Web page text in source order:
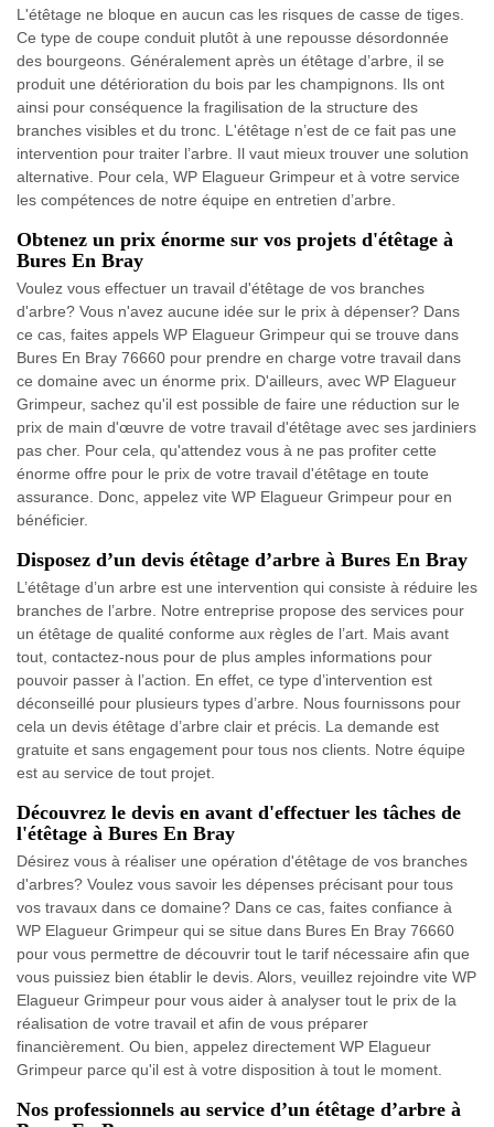
L'étêtage ne bloque en aucun cas les risques de casse de tiges.
Ce type de coupe conduit plutôt à une repousse désordonnée
des bourgeons. Généralement après un étêtage d’arbre, il se
produit une détérioration du bois par les champignons. Ils ont
ainsi pour conséquence la fragilisation de la structure des
branches visibles et du tronc. L'étêtage n’est de ce fait pas une
intervention pour traiter l’arbre. Il vaut mieux trouver une solution
alternative. Pour cela, WP Elagueur Grimpeur et à votre service
les compétences de notre équipe en entretien d’arbre.
Obtenez un prix énorme sur vos projets d'étêtage à
Bures En Bray
Voulez vous effectuer un travail d'étêtage de vos branches
d'arbre? Vous n'avez aucune idée sur le prix à dépenser? Dans
ce cas, faites appels WP Elagueur Grimpeur qui se trouve dans
Bures En Bray 76660 pour prendre en charge votre travail dans
ce domaine avec un énorme prix. D'ailleurs, avec WP Elagueur
Grimpeur, sachez qu'il est possible de faire une réduction sur le
prix de main d'œuvre de votre travail d'étêtage avec ses jardiniers
pas cher. Pour cela, qu'attendez vous à ne pas profiter cette
énorme offre pour le prix de votre travail d'étêtage en toute
assurance. Donc, appelez vite WP Elagueur Grimpeur pour en
bénéficier.
Disposez d’un devis étêtage d’arbre à Bures En Bray
L’étêtage d’un arbre est une intervention qui consiste à réduire les
branches de l’arbre. Notre entreprise propose des services pour
un étêtage de qualité conforme aux règles de l’art. Mais avant
tout, contactez-nous pour de plus amples informations pour
pouvoir passer à l’action. En effet, ce type d’intervention est
déconseillé pour plusieurs types d’arbre. Nous fournissons pour
cela un devis étêtage d’arbre clair et précis. La demande est
gratuite et sans engagement pour tous nos clients. Notre équipe
est au service de tout projet.
Découvrez le devis en avant d'effectuer les tâches de
l'étêtage à Bures En Bray
Désirez vous à réaliser une opération d'étêtage de vos branches
d'arbres? Voulez vous savoir les dépenses précisant pour tous
vos travaux dans ce domaine? Dans ce cas, faites confiance à
WP Elagueur Grimpeur qui se situe dans Bures En Bray 76660
pour vous permettre de découvrir tout le tarif nécessaire afin que
vous puissiez bien établir le devis. Alors, veuillez rejoindre vite WP
Elagueur Grimpeur pour vous aider à analyser tout le prix de la
réalisation de votre travail et afin de vous préparer
financièrement. Ou bien, appelez directement WP Elagueur
Grimpeur parce qu'il est à votre disposition à tout le moment.
Nos professionnels au service d’un étêtage d’arbre à